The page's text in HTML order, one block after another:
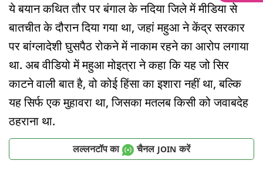
ये बयान कथित तौर पर बंगाल के नदिया जिले में मीडिया से
बातचीत के दौरान दिया गया था, जहां महुआ ने केंद्र सरकार
पर बांग्लादेशी घुसपैठ रोकने में नाकाम रहने का आरोप लगाया
था. अब वीडियो में महुआ मोइत्रा ने कहा कि यह जो सिर
काटने वाली बात है, वो कोई हिंसा का इशारा नहीं था, बल्कि
यह सिर्फ एक मुहावरा था, जिसका मतलब किसी को जवाबदेह
ठहराना था.
लल्लनटॉप का चैनल JOIN करें